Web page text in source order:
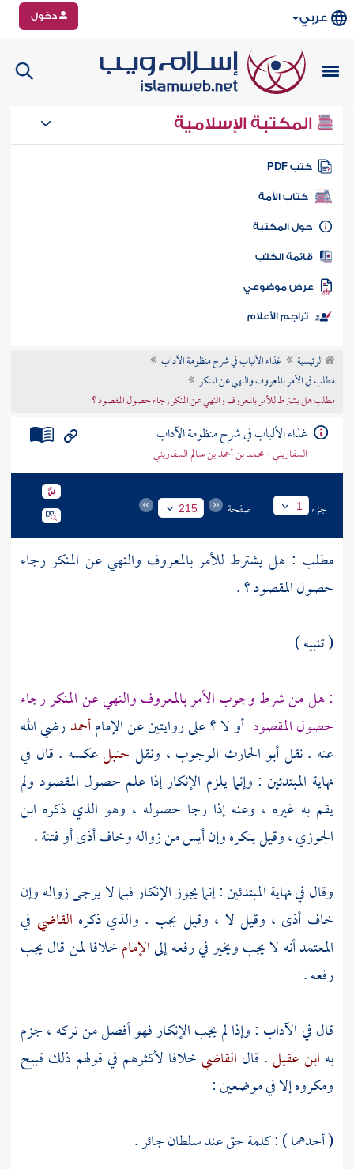
عربي دخول
المكتبة الإسلامية
كتب PDF
كتاب الأمة
المكتبة
الكتب
موضوعي
تراجم الأعلام
الرئيسية
غذاء الألباب في شرح منظومة الآداب
مطلب في الأمر بالمعروف والنهي عن المنكر
مطلب هل يشترط للأمر بالمعروف والنهي عن المنكر رجاء حصول المقصود ؟
غذاء الألباب في شرح منظومة الآداب
السفاريني - محمد بن أحمد بن سالم السفاريني
جزء 1 صفحة 215
مطلب : هل يشترط للأمر بالمعروف والنهي عن المنكر رجاء
حصول المقصود ؟ .
( تنبيه )
: هل من شرط وجوب الأمر بالمعروف والنهي عن المنكر رجاء
حصول المقصود أو لا ؟ على روايتين عن الإمامأحمدرضي الله
عنه . نقلأبو الحارث الوجوب ، ونقل حنبلعكسه . قال في
نهاية المبتدئين : وإنما يلزم الإنكار إذا علم حصول المقصود ولم
يقم به غيره ، وعنه إذا رجا حصوله ، وهو الذي ذكره ابن
الجوزي، وقيل ينكره وإن أيس من زواله وخاف أذى أو فتنة .
وقال في نهاية المبتدئين : إنما يجوز الإنكار فيما لا يرجى زواله وإن
خاف أذى ، وقيل لا ، وقيل يجب . والذي ذكره القاضي في
المعتمد أنه لا يجب ويخير في رفعه إلىالإمامخلافا لمن قال يجب
رفعه .
قال في الآداب : وإذا لم يجب الإنكار فهو أفضل من تركه ، جزم
به ابن عقيل. قال القاضيخلافا لأكثرهم في قولهم ذلك قبيح
ومكروه إلا في موضعين :
( أحدهما ) : كلمة حق عند سلطان جائر .